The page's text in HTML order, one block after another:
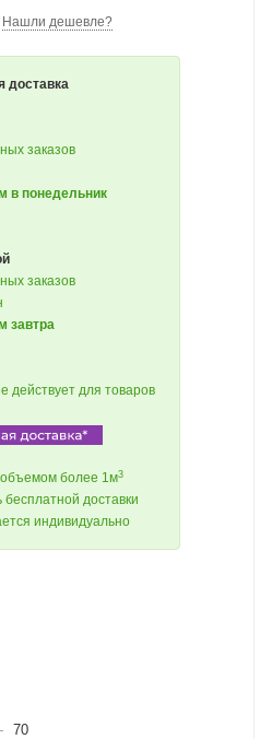
Нашли дешевле?
доставка
заказов
в понедельник
заказов
завтра
действует для товаров
объемом более 1м3
бесплатной доставки
индивидуально
70